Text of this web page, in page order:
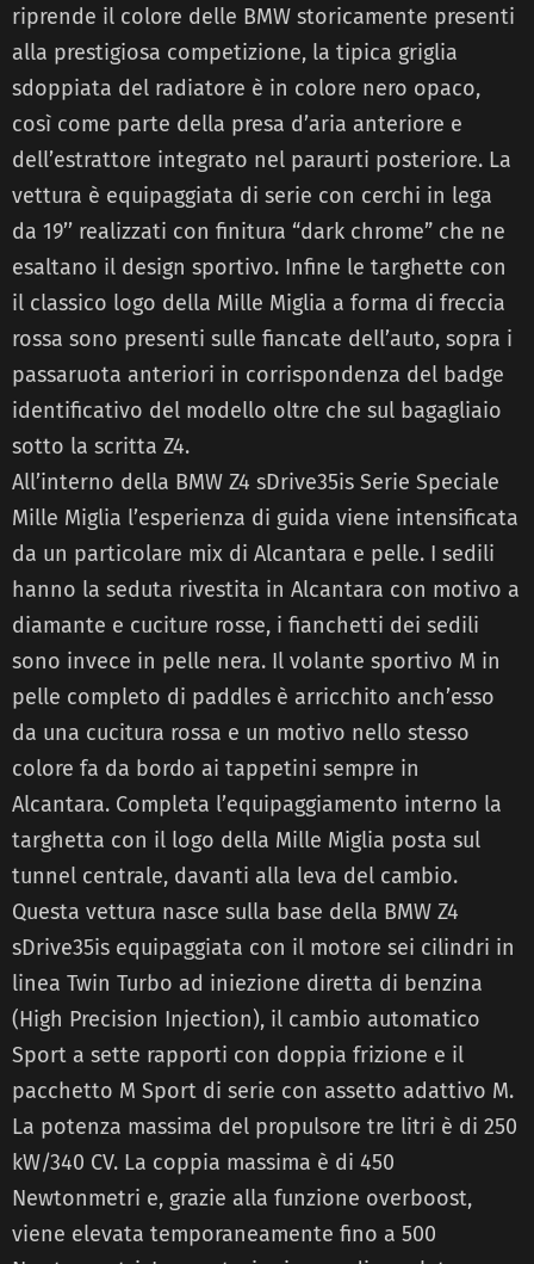
riprende il colore delle BMW storicamente presenti
alla prestigiosa competizione, la tipica griglia
sdoppiata del radiatore è in colore nero opaco,
così come parte della presa d’aria anteriore e
dell’estrattore integrato nel paraurti posteriore. La
vettura è equipaggiata di serie con cerchi in lega
da 19’’ realizzati con finitura “dark chrome” che ne
esaltano il design sportivo. Infine le targhette con
il classico logo della Mille Miglia a forma di freccia
rossa sono presenti sulle fiancate dell’auto, sopra i
passaruota anteriori in corrispondenza del badge
identificativo del modello oltre che sul bagagliaio
sotto la scritta Z4.
All’interno della BMW Z4 sDrive35is Serie Speciale
Mille Miglia l’esperienza di guida viene intensificata
da un particolare mix di Alcantara e pelle. I sedili
hanno la seduta rivestita in Alcantara con motivo a
diamante e cuciture rosse, i fianchetti dei sedili
sono invece in pelle nera. Il volante sportivo M in
pelle completo di paddles è arricchito anch’esso
da una cucitura rossa e un motivo nello stesso
colore fa da bordo ai tappetini sempre in
Alcantara. Completa l’equipaggiamento interno la
targhetta con il logo della Mille Miglia posta sul
tunnel centrale, davanti alla leva del cambio.
Questa vettura nasce sulla base della BMW Z4
sDrive35is equipaggiata con il motore sei cilindri in
linea Twin Turbo ad iniezione diretta di benzina
(High Precision Injection), il cambio automatico
Sport a sette rapporti con doppia frizione e il
pacchetto M Sport di serie con assetto adattivo M.
La potenza massima del propulsore tre litri è di 250
kW/340 CV. La coppia massima è di 450
Newtonmetri e, grazie alla funzione overboost,
viene elevata temporaneamente fino a 500